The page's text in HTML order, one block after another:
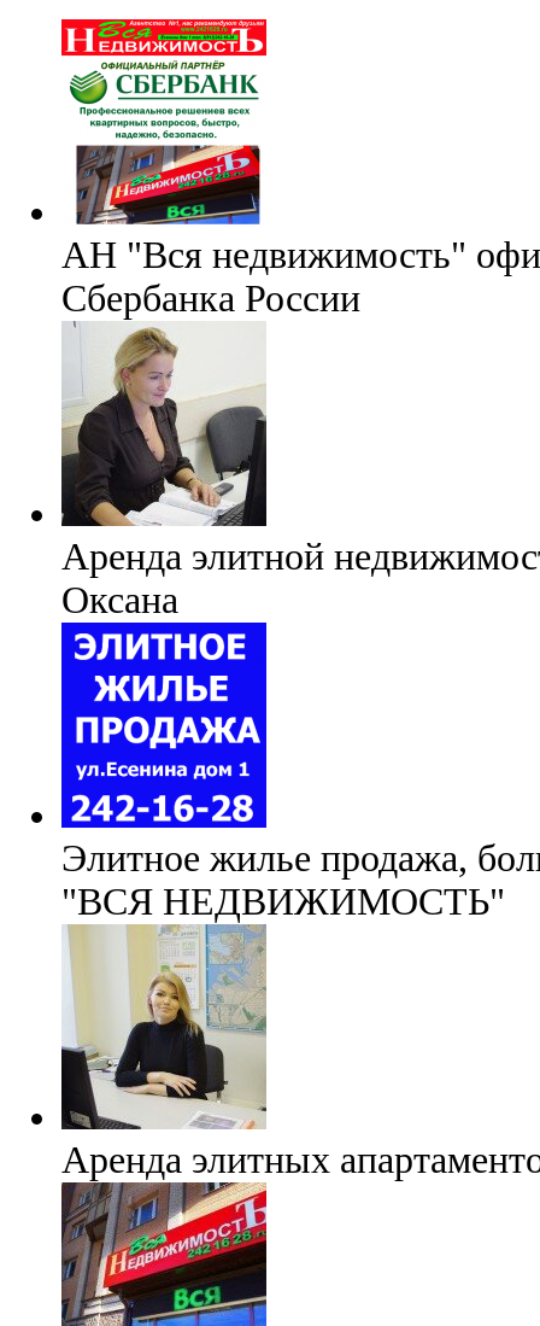
АН "Вся недвижимость"
Сбербанка России
Аренда элитной
Оксана
Элитное жилье продажа,
"ВСЯ НЕДВИЖИМОСТЬ"
Аренда элитных